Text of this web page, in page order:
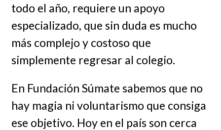
todo el año, requiere un apoyo
especializado, que sin duda es mucho
más complejo y costoso que
simplemente regresar al colegio.
En Fundación Súmate sabemos que no
hay magia ni voluntarismo que consiga
ese objetivo. Hoy en el país son cerca